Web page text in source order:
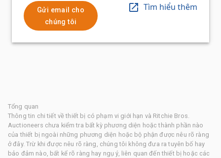
Gửi email cho
chúng tôi
Tìm hiểu thêm
Tổng quan
Thông tin chi tiết về thiết bị có phạm vi giới hạn và Ritchie Bros.
Auctioneers chưa kiểm tra bất kỳ phương diện hoặc thành phần nào
của thiết bị ngoài những phương diện hoặc bộ phận được nêu rõ ràng
ở đây. Trừ khi được nêu rõ ràng, chúng tôi không đưa ra tuyên bố hay
bảo đảm nào, bất kể rõ ràng hay ngụ ý, liên quan đến thiết bị hoặc các